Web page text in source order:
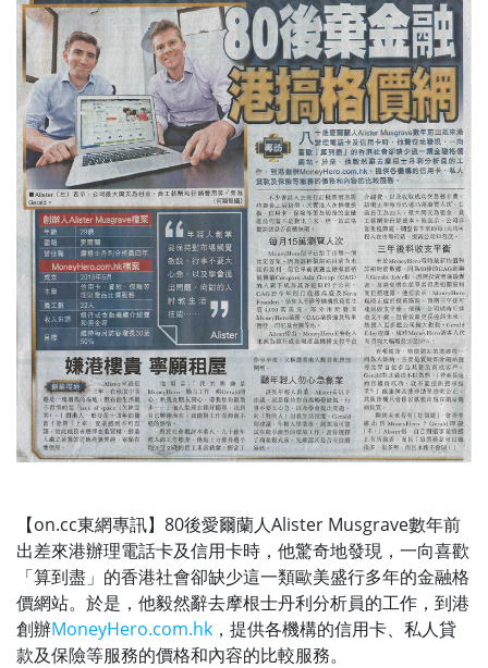
【on.cc東網專訊】80後愛爾蘭人Alister Musgrave數年前
出差來港辦理電話卡及信用卡時，他驚奇地發現，一向喜歡
「算到盡」的香港社會卻缺少這一類歐美盛行多年的金融格
價網站。於是，他毅然辭去摩根士丹利分析員的工作，到港
創辦MoneyHero.com.hk ，提供各機構的信用卡、私人貸
款及保險等服務的價格和內容的比較服務。